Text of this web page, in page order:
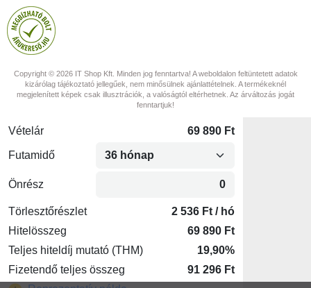
Copyright © 2026 IT Shop Kft. Minden jog fenntartva! A weboldalon feltüntetett adatok
kizárólag tájékoztató jellegűek, nem minősülnek ajánlattételnek. A termékeknél
megjelenített képek csak illusztrációk, a valóságtól eltérhetnek. Az árváltozás jogát
fenntartjuk!